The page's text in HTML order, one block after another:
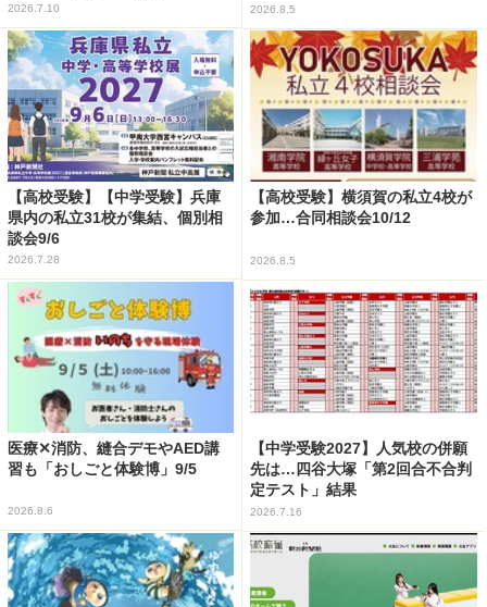
2026.7.10 2026.8.5
【高校受験】【中学受験】兵庫
県内の私立31校が集結、個別相
談会9/6
2026.7.28
【高校受験】横須賀の私立4校が
参加…合同相談会10/12
2026.8.5
医療✕消防、縫合デモやAED講
習も「おしごと体験博」9/5
2026.8.6
【中学受験2027】人気校の併願
先は…四谷大塚「第2回合不合判
定テスト」結果
2026.7.16